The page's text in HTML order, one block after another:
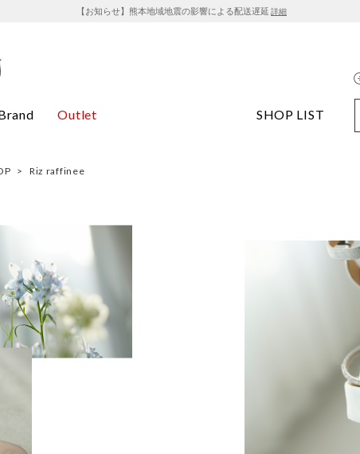
【お知らせ】熊本地域地震の影響による配送遅延 詳細
Outlet SHOP LIST
> Riz raffinee